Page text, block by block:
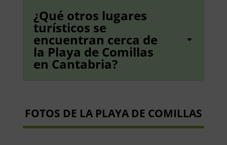
¿Qué otros lugares
turísticos se
encuentran cerca de
la Playa de Comillas
en Cantabria?
FOTOS DE LA PLAYA DE COMILLAS